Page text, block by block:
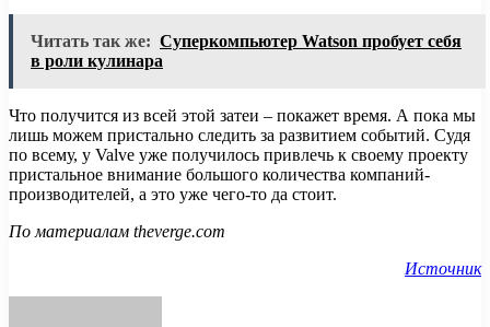
Читать так же: Суперкомпьютер Watson пробует себя
в роли кулинара
Что получится из всей этой затеи – покажет время. А пока мы
лишь можем пристально следить за развитием событий. Судя
по всему, у Valve уже получилось привлечь к своему проекту
пристальное внимание большого количества компаний-
производителей, а это уже чего-то да стоит.
По материалам theverge.com
Источник